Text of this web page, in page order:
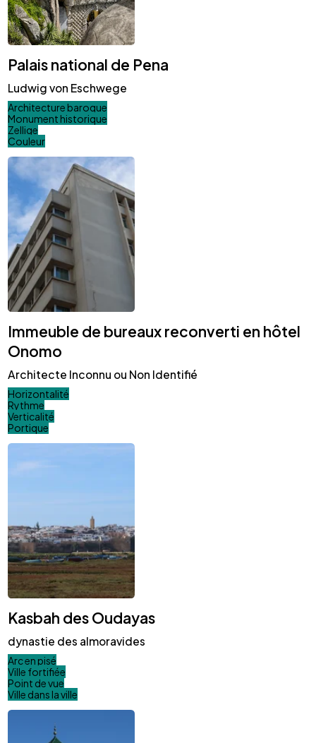
Palais national de Pena
Ludwig von Eschwege
Architecture baroque
Monument historique
Zellige
Couleur
Immeuble de bureaux reconverti en hôtel
Onomo
Architecte Inconnu ou Non Identifié
Horizontalité
Rythme
Verticalité
Portique
Kasbah des Oudayas
dynastie des almoravides
Arc en pisé
Ville fortifiée
Point de vue
Ville dans la ville